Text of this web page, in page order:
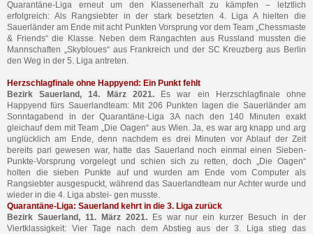
Quarantäne-Liga erneut um den Klassenerhalt zu kämpfen – letztlich
erfolgreich: Als Rangsiebter in der stark besetzten 4. Liga A hielten die
Sauerländer am Ende mit acht Punkten Vorsprung vor dem Team „Chessmaste
& Friends“ die Klasse. Neben dem Rangachten aus Russland mussten die
Mannschaften „Skybloues“ aus Frankreich und der SC Kreuzberg aus Berlin
den Weg in der 5. Liga antreten.
Herzschlagfinale ohne Happyend: Ein Punkt fehlt
Bezirk Sauerland, 14. März 2021.
Es war ein Herzschlagfinale ohne
Happyend fürs Sauerlandteam: Mit 206 Punkten lagen die Sauerländer am
Sonntagabend in der Quarantäne-Liga 3A nach den 140 Minuten exakt
gleichauf dem mit Team „Die Oagen“ aus Wien. Ja, es war arg knapp und arg
unglücklich am Ende, denn nachdem es drei Minuten vor Ablauf der Zeit
bereits pari gewesen war, hatte das Sauerland noch einmal einen Sieben-
Punkte-Vorsprung vorgelegt und schien sich zu retten, doch „Die Oagen“
holten die sieben Punkte auf und wurden am Ende vom Computer als
Rangsiebter ausgespuckt, während das Sauerlandteam nur Achter wurde und
wieder in die 4. Liga abstei- gen musste.
Quarantäne-Liga: Sauerland kehrt in die 3. Liga zurück
Bezirk Sauerland, 11. März 2021.Es war nur ein kurzer Besuch in der
Viertklassigkeit: Vier Tage nach dem Abstieg aus der 3. Liga stieg das